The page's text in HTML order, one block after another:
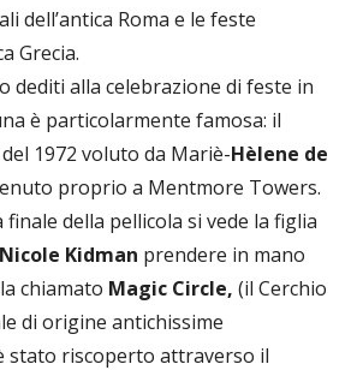
dell’antica Roma e le feste
Grecia.
dediti alla celebrazione di feste in
è particolarmente famosa: il
1972 voluto da Mariè-Hèlene de
proprio a Mentmore Towers.
finale della pellicola si vede la figlia
Nicole Kidman prendere in mano
chiamato Magic Circle, (il Cerchio
di origine antichissime
stato riscoperto attraverso il